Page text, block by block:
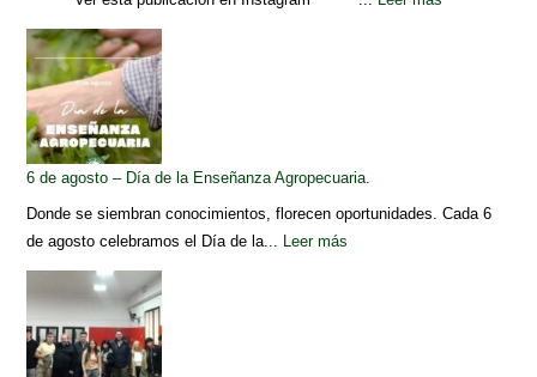
6 de agosto – Día de la Enseñanza Agropecuaria.
Donde se siembran conocimientos, florecen oportunidades. Cada 6
de agosto celebramos el Día de la...
Leer más